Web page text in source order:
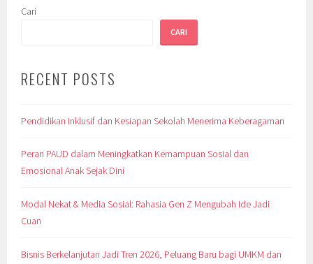
Cari
CARI
RECENT POSTS
Pendidikan Inklusif dan Kesiapan Sekolah Menerima Keberagaman
Peran PAUD dalam Meningkatkan Kemampuan Sosial dan
Emosional Anak Sejak Dini
Modal Nekat & Media Sosial: Rahasia Gen Z Mengubah Ide Jadi
Cuan
Bisnis Berkelanjutan Jadi Tren 2026, Peluang Baru bagi UMKM dan